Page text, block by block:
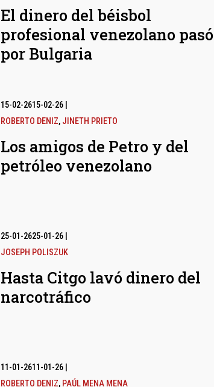
El dinero del béisbol
profesional venezolano pasó
por Bulgaria
15-02-2615-02-26
ROBERTO DENIZ, JINETH PRIETO
Los amigos de Petro y del
petróleo venezolano
25-01-2625-01-26
JOSEPH POLISZUK
Hasta Citgo lavó dinero del
narcotráfico
11-01-2611-01-26
ROBERTO DENIZ, PAÚL MENA MENA